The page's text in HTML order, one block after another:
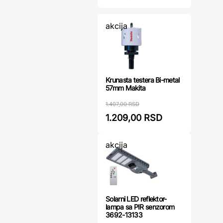
akcija
Krunasta testera Bi-metal
57mm Makita
1.407,00 RSD
1.209,00 RSD
akcija
Solarni LED reflektor-
lampa sa PIR senzorom
3692-13133